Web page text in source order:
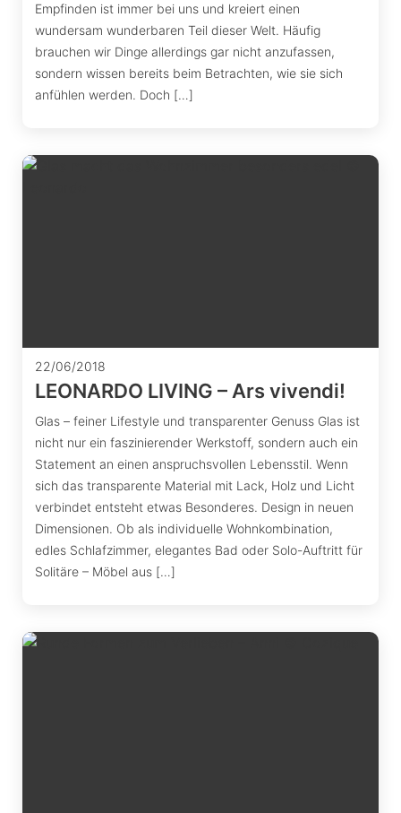
Empfinden ist immer bei uns und kreiert einen
wundersam wunderbaren Teil dieser Welt. Häufig
brauchen wir Dinge allerdings gar nicht anzufassen,
sondern wissen bereits beim Betrachten, wie sie sich
anfühlen werden. Doch […]
22/06/2018
LEONARDO LIVING – Ars vivendi!
Glas – feiner Lifestyle und transparenter Genuss Glas ist
nicht nur ein faszinierender Werkstoff, sondern auch ein
Statement an einen anspruchsvollen Lebensstil. Wenn
sich das transparente Material mit Lack, Holz und Licht
verbindet entsteht etwas Besonderes. Design in neuen
Dimensionen. Ob als individuelle Wohnkombination,
edles Schlafzimmer, elegantes Bad oder Solo-Auftritt für
Solitäre – Möbel aus […]